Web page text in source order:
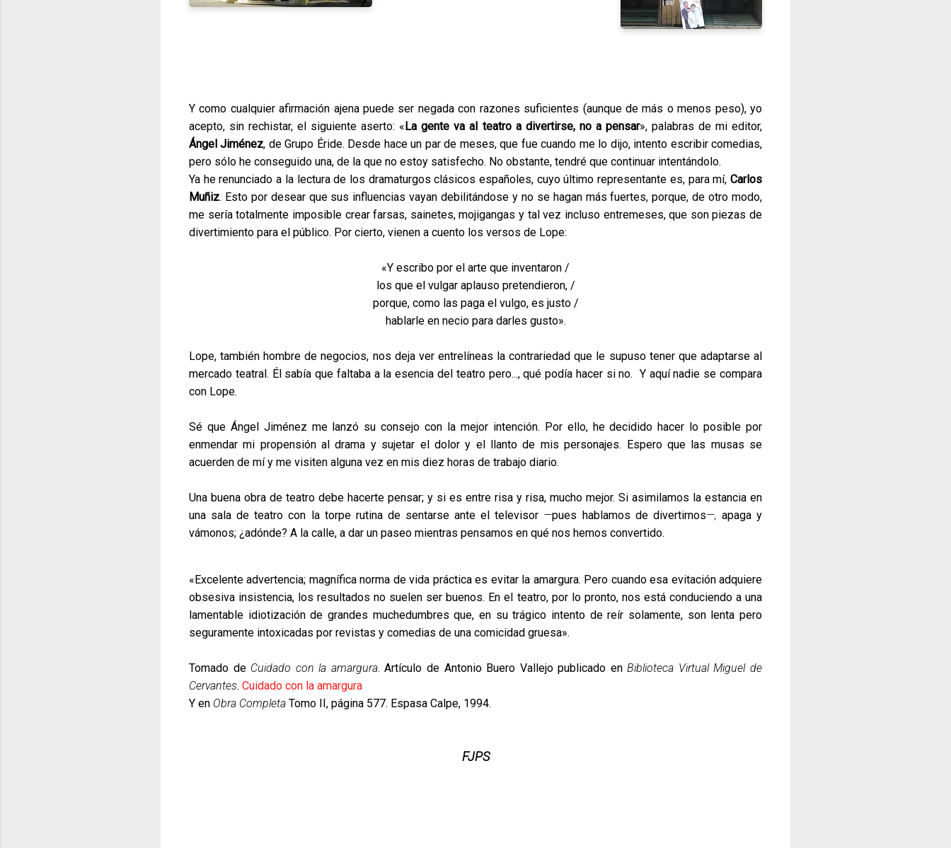
Y como cualquier afirmación ajena puede ser negada con razones suficientes (aunque de más o menos peso), yo
acepto, sin rechistar, el siguiente aserto: «La gente va al teatro a divertirse, no a pensar», palabras de mi editor,
Ángel Jiménez, de Grupo Éride. Desde hace un par de meses, que fue cuando me lo dijo, intento escribir comedias,
pero sólo he conseguido una, de la que no estoy satisfecho. No obstante, tendré que continuar intentándolo.
Ya he renunciado a la lectura de los dramaturgos clásicos españoles, cuyo último representante es, para mí, Carlos
Muñiz. Esto por desear que sus influencias vayan debilitándose y no se hagan más fuertes, porque, de otro modo,
me sería totalmente imposible crear farsas, sainetes, mojigangas y tal vez incluso entremeses, que son piezas de
divertimiento para el público. Por cierto, vienen a cuento los versos de Lope:
«Y escribo por el arte que inventaron /
los que el vulgar aplauso pretendieron, /
porque, como las paga el vulgo, es justo /
hablarle en necio para darles gusto».
Lope, también hombre de negocios, nos deja ver entrelíneas la contrariedad que le supuso tener que adaptarse al
mercado teatral. Él sabía que faltaba a la esencia del teatro pero..., qué podía hacer si no. Y aquí nadie se compara
con Lope.
Sé que Ángel Jiménez me lanzó su consejo con la mejor intención. Por ello, he decidido hacer lo posible por
enmendar mi propensión al drama y sujetar el dolor y el llanto de mis personajes. Espero que las musas se
acuerden de mí y me visiten alguna vez en mis diez horas de trabajo diario.
Una buena obra de teatro debe hacerte pensar; y si es entre risa y risa, mucho mejor. Si asimilamos la estancia en
una sala de teatro con la torpe rutina de sentarse ante el televisor —pues hablamos de divertirnos—, apaga y
vámonos; ¿adónde? A la calle, a dar un paseo mientras pensamos en qué nos hemos convertido.
«Excelente advertencia; magnífica norma de vida práctica es evitar la amargura. Pero cuando esa evitación adquiere
obsesiva insistencia, los resultados no suelen ser buenos. En el teatro, por lo pronto, nos está conduciendo a una
lamentable idiotización de grandes muchedumbres que, en su trágico intento de reír solamente, son lenta pero
seguramente intoxicadas por revistas y comedias de una comicidad gruesa».
Tomado de Cuidado con la amargura. Artículo de Antonio Buero Vallejo publicado enBiblioteca Virtual Miguel de
Cervantes. Cuidado con la amargura
Y en Obra Completa Tomo II, página 577. Espasa Calpe, 1994.
FJPS